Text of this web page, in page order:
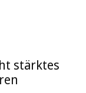
stärktes